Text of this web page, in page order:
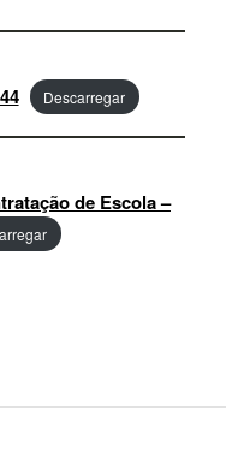
Descarregar
de Escola –